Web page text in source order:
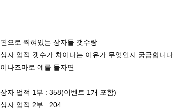
핀으로 찍혀있는 상자들 갯수랑
상자 업적 갯수가 차이나는 이유가 무엇인지 궁금합니다.
이나즈마로 예를 들자면
상자 업적 1부 : 358(이벤트 1개 포함)
상자 업적 2부 : 204